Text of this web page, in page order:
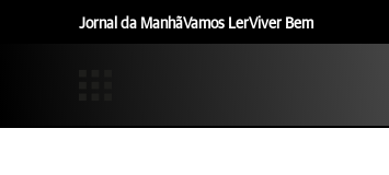
Jornal da ManhãVamos LerViver Bem